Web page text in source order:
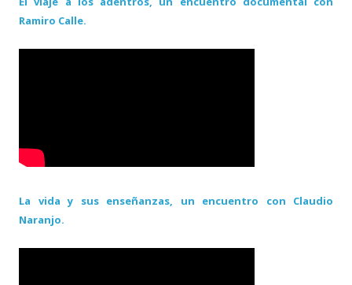
Ramiro Calle.
La vida y sus enseñanzas, un encuentro con Claudio
Naranjo.